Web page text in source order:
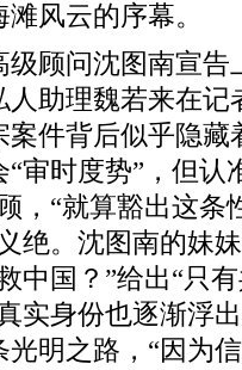
风云的序幕。
顾问沈图南宣告
助理魏若来在记
件背后似乎隐藏
审时度势”，但认
，“就算豁出这条
绝。沈图南的妹
中国？”给出“只
实身份也逐渐浮
明之路，“因为